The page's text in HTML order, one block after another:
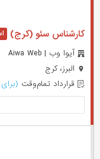
کارشناس سئو (کرج)
آیوا وب | Aiwa Web
البرز، کرج
قرارداد تمام‌وقت